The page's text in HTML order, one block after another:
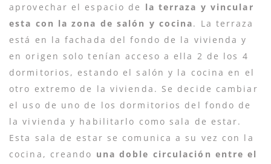
aprovechar el espacio de la terraza y vincular
esta con la zona de salón y cocina. La terraza
está en la fachada del fondo de la vivienda y
en origen solo tenían acceso a ella 2 de los 4
dormitorios, estando el salón y la cocina en el
otro extremo de la vivienda. Se decide cambiar
el uso de uno de los dormitorios del fondo de
la vivienda y habilitarlo como sala de estar.
Esta sala de estar se comunica a su vez con la
cocina, creando una doble circulación entre el